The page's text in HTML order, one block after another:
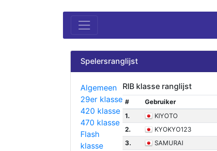
Spelersranglijst
Algemeen
29er klasse
420 klasse
470 klasse
Flash
klasse
RIB klasse ranglijst
#
Gebruiker
1.
KIYOTO
2.
KYOKYO123
3.
SAMURAI